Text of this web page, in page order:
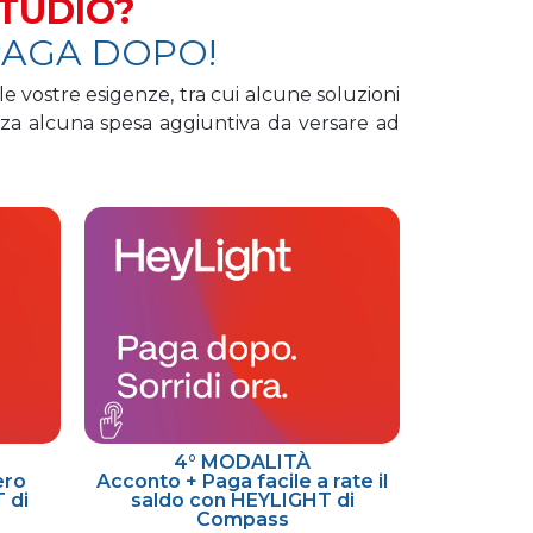
DOPO!
vostre esigenze, tra cui alcune soluzioni
alcuna spesa aggiuntiva da versare ad
di
4° MODALITÀ
Acconto + Paga facile a rate il
saldo con HEYLIGHT di
Compass